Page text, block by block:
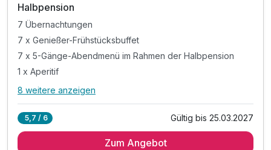
Halbpension
7 Übernachtungen
7 x Genießer-Frühstücksbuffet
7 x 5-Gänge-Abendmenü im Rahmen der Halbpension
1 x Aperitif
Alle Inklusivleistungen
7 x Genießer-Frühstücksbuffet
8 weitere anzeigen
5,7 / 6 Gültig bis 25.03.2027
Zum Angebot